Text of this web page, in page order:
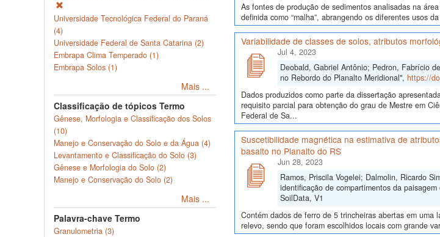
Universidade Tecnológica Federal do Paraná
(4)
Universidade Federal de Santa Catarina (2)
Embrapa Clima Temperado (1)
Embrapa Solos (1)
Mais ...
Classificação de tópicos Termo
Gênese, Morfologia e Classificação dos Solos
(10)
Manejo e Conservação do Solo e da Água (4)
Levantamento e Classificação do Solo (3)
Gênese e Morfologia do Solo (2)
Manejo e Conservação do Solo (2)
Mais ...
Palavra-chave Termo
Granulometria (3)
As fontes de produção de sedimentos analisadas na
definida como “malha”, abrangendo os diferentes usos
Variabilidade de classes de solos, atributos
Jul 4, 2023
Deobald, Gabriel Antônio; Pedron, Fabrício
no Rebordo do Planalto Meridional", https://
Dados produzidos como parte da dissertação
requisito parcial para obtenção do grau de Mestre em
Federal de Sa...
Suscetibilidade magnética na estimativa de
basalto no Planalto do RS
Jun 28, 2023
Ramos, Priscila Vogelei; Dalmolin, Ricardo
identificação de compartimentos da
SoilData, V1
Contém dados de ferro de 5 trincheiras abertas em
relevo, sendo que foram escolhidos locais com grande